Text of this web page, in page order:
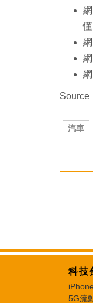
Source
汽車
科技
5G流